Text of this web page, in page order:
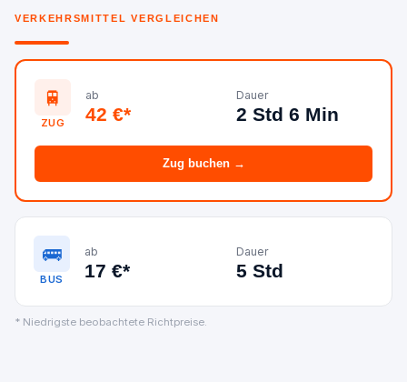
VERKEHRSMITTEL VERGLEICHEN
🚆
ZUG
ab
42 €*
Dauer
2 Std 6 Min
Zug buchen →
🚌
BUS
ab
17 €*
Dauer
5 Std
* Niedrigste beobachtete Richtpreise.